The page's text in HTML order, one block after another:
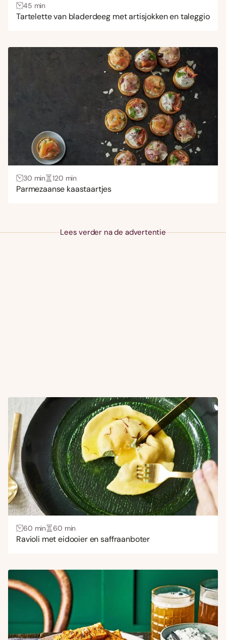
45 min
Tartelette van bladerdeeg met artisjokken en taleggio
30 min 120 min
Parmezaanse kaastaartjes
Lees verder na de advertentie
60 min 60 min
Ravioli met eidooier en saffraanboter